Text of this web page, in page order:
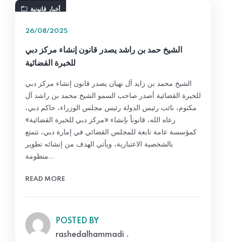
أخبار قانونية
26/08/2025
الشيخ حمد بن راشد يصدر قانون إنشاء مركز دبي
للخبرة القضائية
الشيخ محمد بن زايد آل نهيان يصدر قانون إنشاء مركز دبي
للخبرة القضائية أصدر صاحب السمو الشيخ محمد بن راشد آل
مكتوم، نائب رئيس الدولة رئيس مجلس الوزراء، حاكم دبي،
رعاه الله، قانوناً بإنشاء «مركز دبي للخبرة القضائية»
كمؤسسة عامة تابعة للمجلس القضائي في إمارة دبي، تتمتع
بالشخصية الاعتبارية، ويأتي الهدف من إنشائه تطوير
منظومة…
READ MORE
POSTED BY
rashedalhammadi .